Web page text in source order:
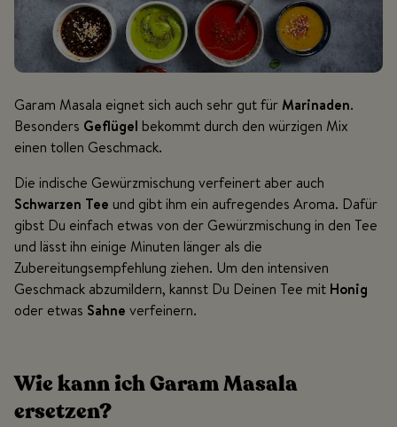
Garam Masala eignet sich auch sehr gut fürMarinaden.
Besonders Geflügel bekommt durch den würzigen Mix
einen tollen Geschmack.
Die indische Gewürzmischung verfeinert aber auch
Schwarzen Tee und gibt ihm ein aufregendes Aroma. Dafür
gibst Du einfach etwas von der Gewürzmischung in den Tee
und lässt ihn einige Minuten länger als die
Zubereitungsempfehlung ziehen. Um den intensiven
Geschmack abzumildern, kannst Du Deinen Tee mit Honig
oder etwas Sahne verfeinern.
Wie kann ich Garam Masala
ersetzen?